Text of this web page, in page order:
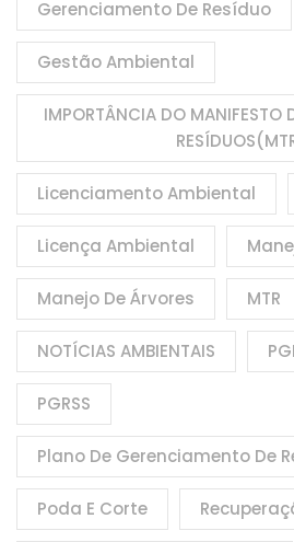
Gerenciamento De Resíduo
Gestão Ambiental
IMPORTÂNCIA DO MANIFESTO
Licenciamento Ambiental
Licença Ambiental
Manejo De Árvores MTR
NOTÍCIAS AMBIENTAIS
PGRSS
Plano De Gerenciamento De
Poda E Corte